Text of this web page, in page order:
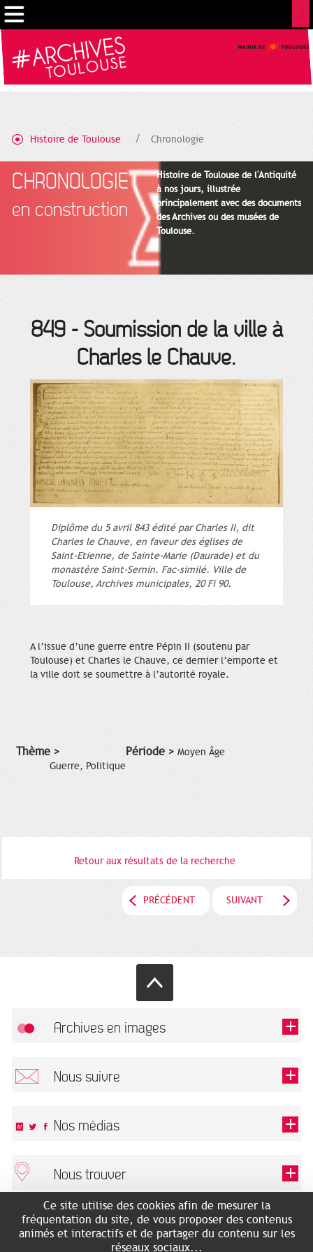
Histoire de Toulouse Chronologie
CHRONOLOGIE
en construction
Histoire de Toulouse de l'Antiquité
à nos jours, illustrée
principalement avec des documents
des Archives ou des musées de
Toulouse.
849- Soumission de la ville à
Charles le Chauve.
Diplôme du 5 avril 843 édité par Charles II, dit
Charles le Chauve, en faveur des églises de
Saint-Etienne, de Sainte-Marie (Daurade) et du
monastère Saint-Sernin. Fac-similé. Ville de
Toulouse, Archives municipales, 20 Fi 90.
A l’issue d’une guerre entre Pépin II (soutenu par
Toulouse) et Charles le Chauve, ce dernier l’emporte et
la ville doit se soumettre à l’autorité royale.
Thème >
Guerre, Politique
Période > Moyen Âge
Retour aux résultats de la recherche
PRÉCÉDENT SUIVANT
Archives en images
Nous suivre
Ce champ est exigé.
Nos médias
Nous trouver
ARCHIVES MUNICIPALES
2 rue des Archives
RECHERCHES GÉNÉALOGIQUES
NOUS CONNAÎTRE
SERVICE ÉDUCATIF
Gestion de vos préférences sur les cookies
Ce site utilise des cookies afin de mesurer la
fréquentation du site, de vous proposer des contenus
animés et interactifs et de partager du contenu sur les
réseaux sociaux...